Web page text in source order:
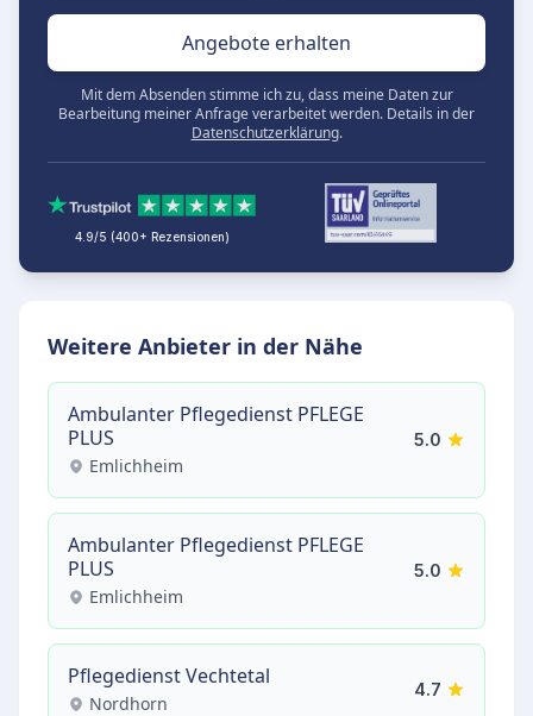
Angebote erhalten
Mit dem Absenden stimme ich zu, dass meine Daten zur
Bearbeitung meiner Anfrage verarbeitet werden. Details in der
Datenschutzerklärung.
4.9/5 (400+ Rezensionen)
Weitere Anbieter in der Nähe
Ambulanter Pflegedienst PFLEGE
PLUS
Emlichheim
5.0
Ambulanter Pflegedienst PFLEGE
PLUS
Emlichheim
5.0
Pflegedienst Vechtetal
Nordhorn
4.7